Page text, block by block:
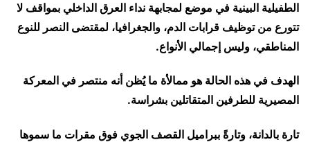
الطفيلية البينية في موضع لمجابهة نداء العرق الداخلي بمواقف لا
تتورع من توظيف قرابات الدم، والجغرافيا، لمقتضى النصر للنوع
المناطقي، وليس إجمالي الأنواع.
الهدف في هذه الحالة هو ممالأة ما يُظن أنه منتصر في المعركة
المصيرية للطرفين المتقاتلين بشراسة.
تارة بالدانة، وتارةً ببراميل القصف الجوي فوق مقرات ما سموها